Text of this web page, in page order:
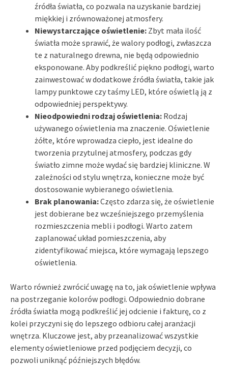
źródła światła, co pozwala na uzyskanie bardziej
miękkiej i zrównoważonej atmosfery.
Niewystarczające oświetlenie: Zbyt mała ilość
światła może sprawić, że walory podłogi, zwłaszcza
te z naturalnego drewna, nie będą odpowiednio
eksponowane. Aby podkreślić piękno podłogi, warto
zainwestować w dodatkowe źródła światła, takie jak
lampy punktowe czy taśmy LED, które oświetlą ją z
odpowiedniej perspektywy.
Nieodpowiedni rodzaj oświetlenia: Rodzaj
używanego oświetlenia ma znaczenie. Oświetlenie
żółte, które wprowadza ciepło, jest idealne do
tworzenia przytulnej atmosfery, podczas gdy
światło zimne może wydać się bardziej kliniczne. W
zależności od stylu wnętrza, konieczne może być
dostosowanie wybieranego oświetlenia.
Brak planowania:Często zdarza się, że oświetlenie
jest dobierane bez wcześniejszego przemyślenia
rozmieszczenia mebli i podłogi. Warto zatem
zaplanować układ pomieszczenia, aby
zidentyfikować miejsca, które wymagają lepszego
oświetlenia.
Warto również zwrócić uwagę na to, jak oświetlenie wpływa
na postrzeganie kolorów podłogi. Odpowiednio dobrane
źródła światła mogą podkreślić jej odcienie i fakturę, co z
kolei przyczyni się do lepszego odbioru całej aranżacji
wnętrza. Kluczowe jest, aby przeanalizować wszystkie
elementy oświetleniowe przed podjęciem decyzji, co
pozwoli uniknąć późniejszych błędów.